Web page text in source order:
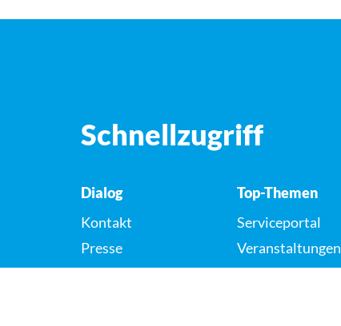
Schnellzugriff
Dialog
Kontakt
Presse
Top-Themen
Serviceportal
Veranstaltungen
Karriere